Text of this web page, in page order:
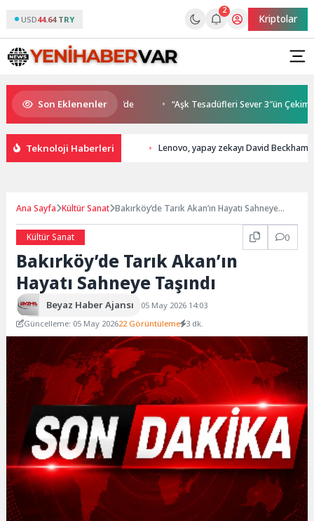
USD44.64 TRY
2
Kriptolar
Son Eklenenler
gençleri İzmir’de “Aşk Tesadüfleri Sever 3″ün Çekimleri
Teknoloji Haberleri Lenovo, yapay zekayı David Beckham
Ana Sayfa Kültür Sanat Bakırköy’de Tarık Akan’ın Hayatı Sahneye
Kültür Sanat
0
Bakırköy’de Tarık Akan’ın
Hayatı Sahneye Taşındı
Beyaz Haber Ajansı
05 May 2026 14:03
Güncelleme: 05 May 202622 Görüntüleme 3 dk.